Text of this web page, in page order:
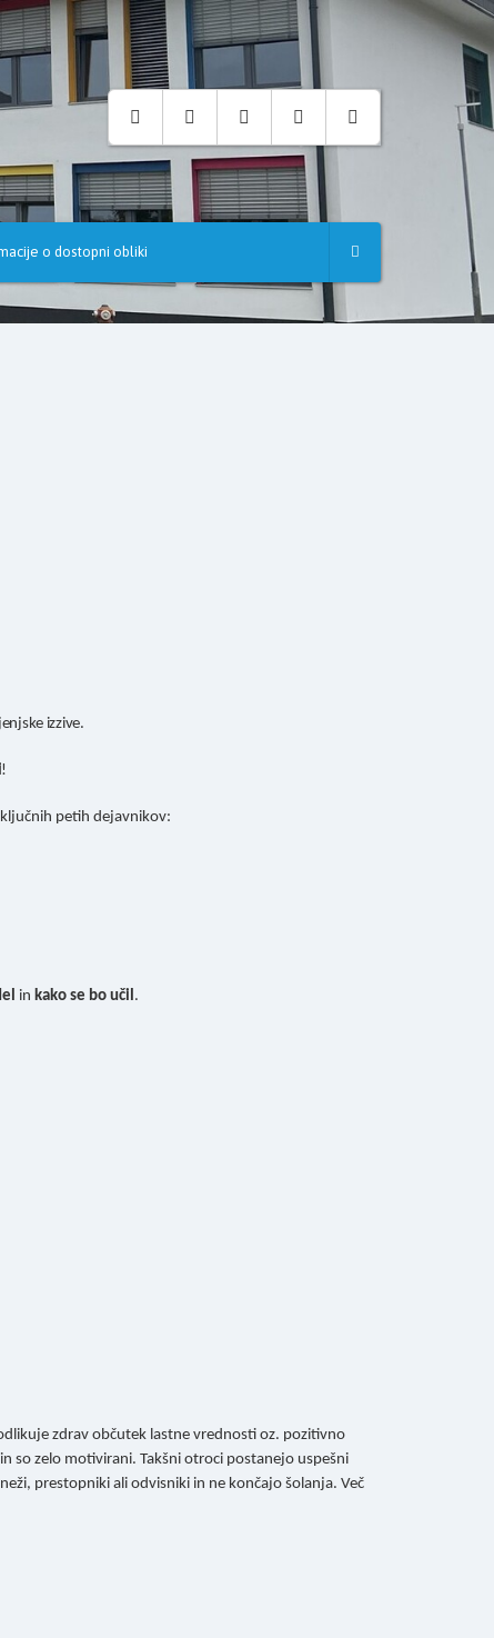
o dostopni obliki
izzive.
!
petih dejavnikov:
in kako se bo učil.
zdrav občutek lastne vrednosti oz. pozitivno
so zelo motivirani. Takšni otroci postanejo uspešni
prestopniki ali odvisniki in ne končajo šolanja. Več